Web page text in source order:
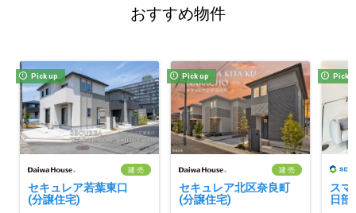
おすすめ物件
Pick up
建 売
セキュレア若葉東口
(分譲住宅)
Pick up
建 売
セキュレア北区奈良町
(分譲住宅)
Pick
スマ
日部